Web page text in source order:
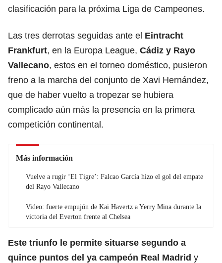
clasificación para la próxima Liga de Campeones.
Las tres derrotas seguidas ante el Eintracht
Frankfurt, en la Europa League, Cádiz y Rayo
Vallecano, estos en el torneo doméstico, pusieron
freno a la marcha del conjunto de Xavi Hernández,
que de haber vuelto a tropezar se hubiera
complicado aún más la presencia en la primera
competición continental.
Más información
Vuelve a rugir ‘El Tigre’: Falcao García hizo el gol del empate
del Rayo Vallecano
Video: fuerte empujón de Kai Havertz a Yerry Mina durante la
victoria del Everton frente al Chelsea
Este triunfo le permite situarse segundo a
quince puntos del ya campeón Real Madrid y